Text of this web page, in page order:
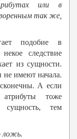
или в
так же,
подобие в
следствие
из сущности.
не имеют начала.
А если
тоже
сущность, тем
ложь.